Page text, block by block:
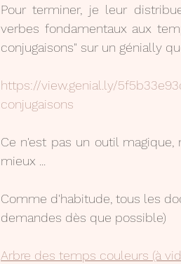
Pour terminer, je leur
verbes fondamentaux aux
conjugaisons" sur un génially
https://view.genial.ly/
conjugaisons
Ce n'est pas un outil
mieux ...
Comme d'habitude, tous les
demandes dès que possible)
Arbre des temps couleurs (à